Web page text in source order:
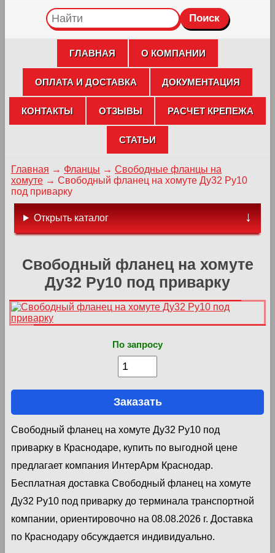
ГЛАВНАЯ О КОМПАНИИ
ОПЛАТА И ДОСТАВКА ДОКУМЕНТАЦИЯ
КОНТАКТЫ ОТЗЫВЫ РАСЧЕТ КРЕПЕЖА
СТАТЬИ
Главная → Фланцы → Свободные фланцы на
хомуте → Свободный фланец на хомуте Ду32 Ру10
под приварку
Свободный фланец на хомуте
Ду32 Ру10 под приварку
По запросу
Заказать
Свободный фланец на хомуте Ду32 Ру10 под
приварку в Краснодаре, купить по выгодной цене
предлагает компания ИнтерАрм Краснодар.
Бесплатная доставка Свободный фланец на хомуте
Ду32 Ру10 под приварку до терминала транспортной
компании, ориентировочно на 08.08.2026 г. Доставка
по Краснодару обсуждается индивидуально.
Открыть каталог